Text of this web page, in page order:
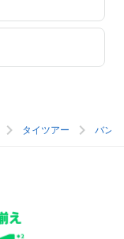
タイツアー バン